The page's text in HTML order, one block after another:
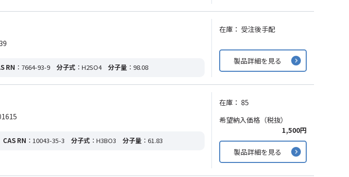
RN ：7664-93-9 分子式 ：H2SO4 分子量 ：98.08
在庫： 受注後手配
製品詳細を見る
CAS RN ：10043-35-3 分子式 ：H3BO3 分子量 ：61.83
在庫： 85
希望納入価格（税抜）
1,500円
製品詳細を見る